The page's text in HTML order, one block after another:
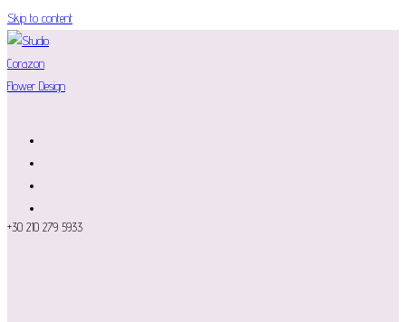
Skip to content
+30 210 279 5933